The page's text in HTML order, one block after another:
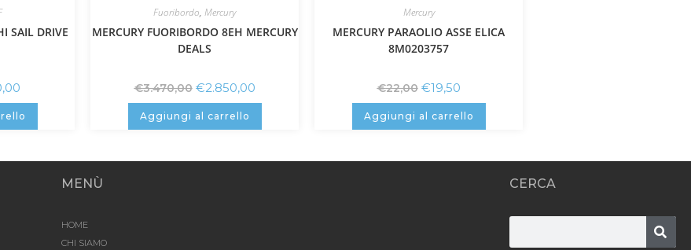
SAIL DRIVE
Fuoribordo, Mercury
MERCURY FUORIBORDO 8EH MERCURY
DEALS
€3.470,00 €2.850,00
Aggiungi al carrello
Mercury
MERCURY PARAOLIO ASSE ELICA
8M0203757
€22,00 €19,50
Aggiungi al carrello
MENÙ
HOME
CHI SIAMO
CERCA